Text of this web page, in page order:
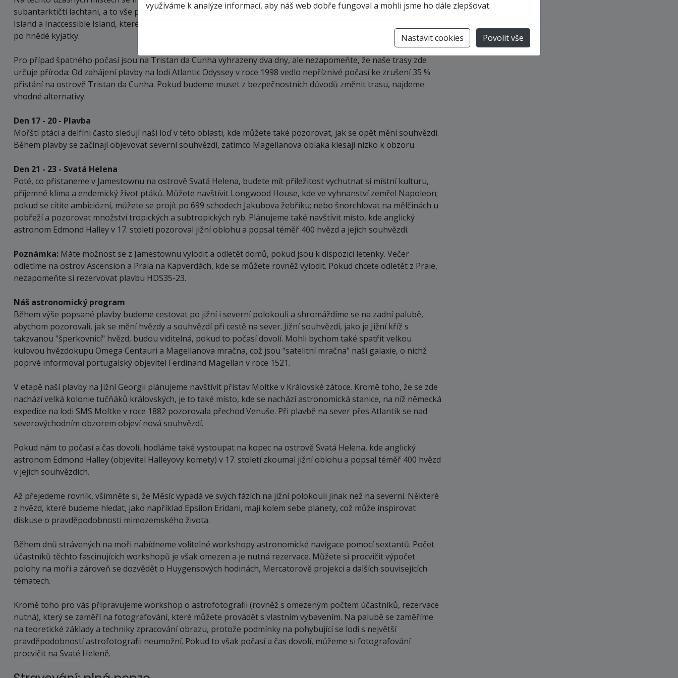
subantarktičtí lachtani, a to vše při průzkumu zřídka navštěvovaného místa. Hodláme také přistát na Nightingale
Island a Inaccessible Island, které nabízejí skvělé výhledy na nádherné mořské ptáky od albatrosů žlutonosých až
po hnědé kyjatky.
Pro případ špatného počasí jsou na Tristan da Cunha vyhrazeny dva dny, ale nezapomeňte, že naše trasy zde
určuje příroda: Od zahájení plavby na lodi Atlantic Odyssey v roce 1998 vedlo nepříznivé počasí ke zrušení 35 %
přistání na ostrově Tristan da Cunha. Pokud budeme muset z bezpečnostních důvodů změnit trasu, najdeme
vhodné alternativy.
Den 17 - 20 - Plavba
Mořští ptáci a delfíni často sledují naši loď v této oblasti, kde můžete také pozorovat, jak se opět mění souhvězdí.
Během plavby se začínají objevovat severní souhvězdí, zatímco Magellanova oblaka klesají nízko k obzoru.
Den 21 - 23 - Svatá Helena
Poté, co přistaneme v Jamestownu na ostrově Svatá Helena, budete mít příležitost vychutnat si místní kulturu,
příjemné klima a endemický život ptáků. Můžete navštívit Longwood House, kde ve vyhnanství zemřel Napoleon;
pokud se cítíte ambiciózní, můžete se projít po 699 schodech Jakubova žebříku; nebo šnorchlovat na mělčinách u
pobřeží a pozorovat množství tropických a subtropických ryb. Plánujeme také navštívit místo, kde anglický
astronom Edmond Halley v 17. století pozoroval jižní oblohu a popsal téměř 400 hvězd a jejich souhvězdí.
Poznámka: Máte možnost se z Jamestownu vylodit a odletět domů, pokud jsou k dispozici letenky. Večer
odletíme na ostrov Ascension a Praia na Kapverdách, kde se můžete rovněž vylodit. Pokud chcete odletět z Praie,
nezapomeňte si rezervovat plavbu HDS35-23.
Náš astronomický program
Během výše popsané plavby budeme cestovat po jižní i severní polokouli a shromáždíme se na zadní palubě,
abychom pozorovali, jak se mění hvězdy a souhvězdí při cestě na sever. Jižní souhvězdí, jako je Jižní kříž s
takzvanou "šperkovnicí" hvězd, budou viditelná, pokud to počasí dovolí. Mohli bychom také spatřit velkou
kulovou hvězdokupu Omega Centauri a Magellanova mračna, což jsou "satelitní mračna" naší galaxie, o nichž
poprvé informoval portugalský objevitel Ferdinand Magellan v roce 1521.
V etapě naší plavby na Jižní Georgii plánujeme navštívit přístav Moltke v Královské zátoce. Kromě toho, že se zde
nachází velká kolonie tučňáků královských, je to také místo, kde se nachází astronomická stanice, na níž německá
expedice na lodi SMS Moltke v roce 1882 pozorovala přechod Venuše. Při plavbě na sever přes Atlantik se nad
severovýchodním obzorem objeví nová souhvězdí.
Pokud nám to počasí a čas dovolí, hodláme také vystoupat na kopec na ostrově Svatá Helena, kde anglický
astronom Edmond Halley (objevitel Halleyovy komety) v 17. století zkoumal jižní oblohu a popsal téměř 400 hvězd
v jejich souhvězdích.
Až přejedeme rovník, všimněte si, že Měsíc vypadá ve svých fázích na jižní polokouli jinak než na severní. Některé
z hvězd, které budeme hledat, jako například Epsilon Eridani, mají kolem sebe planety, což může inspirovat
diskuse o pravděpodobnosti mimozemského života.
Během dnů strávených na moři nabídneme volitelné workshopy astronomické navigace pomocí sextantů. Počet
účastníků těchto fascinujících workshopů je však omezen a je nutná rezervace. Můžete si procvičit výpočet
polohy na moři a zároveň se dozvědět o Huygensových hodinách, Mercatorově projekci a dalších souvisejících
tématech.
Kromě toho pro vás připravujeme workshop o astrofotografii (rovněž s omezeným počtem účastníků, rezervace
nutná), který se zaměří na fotografování, které můžete provádět s vlastním vybavením. Na palubě se zaměříme
na teoretické základy a techniky zpracování obrazu, protože podmínky na pohybující se lodi s největší
pravděpodobností astrofotografii neumožní. Pokud to však počasí a čas dovolí, můžeme si fotografování
procvičit na Svaté Heleně.
využíváme k analýze informací, aby náš web dobře fungoval a mohli jsme ho dále zlepšovat.
Nastavit cookies Povolit vše